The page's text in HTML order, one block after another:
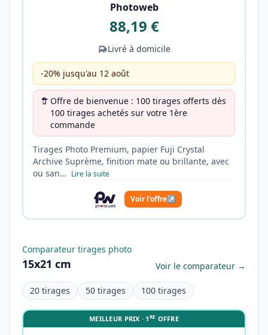
Photoweb
88,19 €
Livré à domicile
-20% jusqu'au 12 août
Offre de bienvenue : 100 tirages offerts dès
100 tirages achetés sur votre 1ère
commande
Tirages Photo Premium, papier Fuji Crystal
Archive Suprème, finition mate ou brillante, avec
ou san… Lire la suite
Voir l'offre↗
Comparateur tirages photo
15x21 cm Voir le comparateur →
20 tirages 50 tirages 100 tirages
MEILLEUR PRIX · 1RE OFFRE